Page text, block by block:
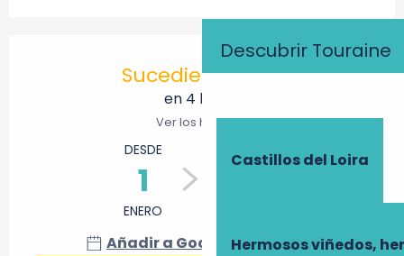
Descubrir Touraine
Castillos del Loira
Hermosos viñedos,
Horarios y datos de contacto
Sucediendo hoy
en 4 horas
Ver los horarios
DESDE
1
ENERO
Añadir a Google Calendar